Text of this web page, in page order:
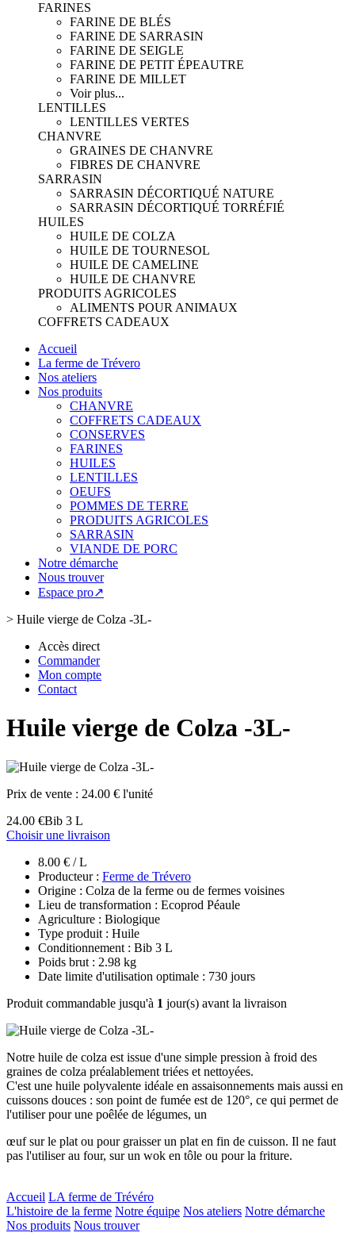
FARINES
FARINE DE BLÉS
FARINE DE SARRASIN
FARINE DE SEIGLE
FARINE DE PETIT ÉPEAUTRE
FARINE DE MILLET
Voir plus...
LENTILLES
LENTILLES VERTES
CHANVRE
GRAINES DE CHANVRE
FIBRES DE CHANVRE
SARRASIN
SARRASIN DÉCORTIQUÉ NATURE
SARRASIN DÉCORTIQUÉ TORRÉFIÉ
HUILES
HUILE DE COLZA
HUILE DE TOURNESOL
HUILE DE CAMELINE
HUILE DE CHANVRE
PRODUITS AGRICOLES
ALIMENTS POUR ANIMAUX
COFFRETS CADEAUX
Accueil
La ferme de Trévero
Nos ateliers
Nos produits
CHANVRE
COFFRETS CADEAUX
CONSERVES
FARINES
HUILES
LENTILLES
OEUFS
POMMES DE TERRE
PRODUITS AGRICOLES
SARRASIN
VIANDE DE PORC
Notre démarche
Nous trouver
Espace pro↗
> Huile vierge de Colza -3L-
Accès direct
Commander
Mon compte
Contact
Huile vierge de Colza -3L-
Prix de vente : 24.00 € l'unité
24.00 €Bib 3 L
Choisir une livraison
8.00 € / L
Producteur : Ferme de Trévero
Origine : Colza de la ferme ou de fermes voisines
Lieu de transformation : Ecoprod Péaule
Agriculture : Biologique
Type produit : Huile
Conditionnement : Bib 3 L
Poids brut : 2.98 kg
Date limite d'utilisation optimale : 730 jours
Produit commandable jusqu'à 1 jour(s) avant la livraison
Notre huile de colza est issue d'une simple pression à froid des
graines de colza préalablement triées et nettoyées.
C'est une huile polyvalente idéale en assaisonnements mais aussi en
cuissons douces : son point de fumée est de 120°, ce qui permet de
l'utiliser pour une poêlée de légumes, un
œuf sur le plat ou pour graisser un plat en fin de cuisson. Il ne faut
pas l'utiliser au four, sur un wok en tôle ou pour la friture.
Accueil LA ferme de Trévéro
L'histoire de la ferme Notre équipe Nos ateliers Notre démarche
Nos produits Nous trouver